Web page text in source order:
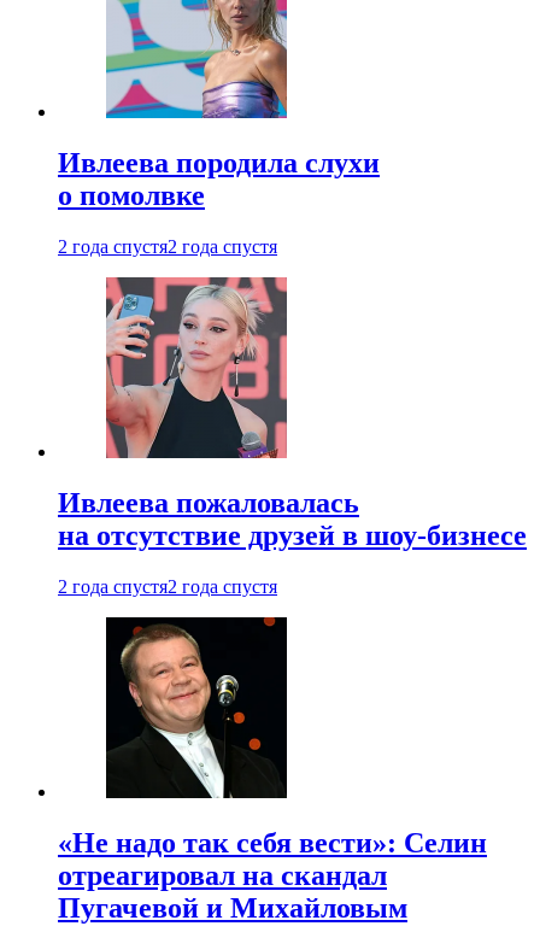
Ивлеева породила слухи
о помолвке
2 года спустя2 года спустя
Ивлеева пожаловалась
на отсутствие друзей в шоу-бизнесе
2 года спустя2 года спустя
«Не надо так себя вести»: Селин
отреагировал на скандал
Пугачевой и Михайловым